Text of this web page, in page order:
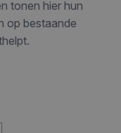
tonen hier hun
op bestaande